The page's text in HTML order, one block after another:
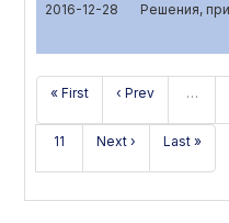
2016-12-28 Решения,
« First ‹ Prev …
11 Next › Last »